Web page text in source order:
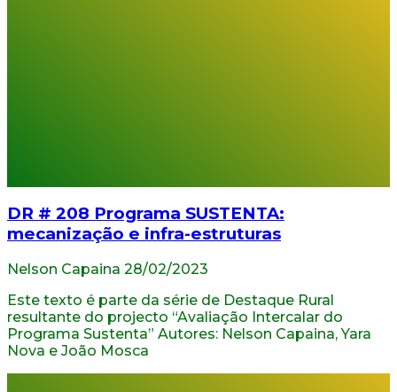
DR # 208 Programa SUSTENTA:
mecanização e infra-estruturas
Nelson Capaina 28/02/2023
Este texto é parte da série de Destaque Rural
resultante do projecto “Avaliação Intercalar do
Programa Sustenta” Autores: Nelson Capaina, Yara
Nova e João Mosca